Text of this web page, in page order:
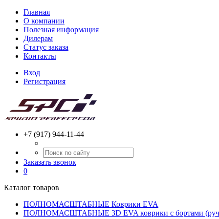
Главная
О компании
Полезная информация
Дилерам
Статус заказа
Контакты
Вход
Регистрация
+7 (917) 944-11-44
Заказать звонок
0
Каталог товаров
ПОЛНОМАСШТАБНЫЕ Коврики EVA
ПОЛНОМАСШТАБНЫЕ 3D EVA коврики с бортами